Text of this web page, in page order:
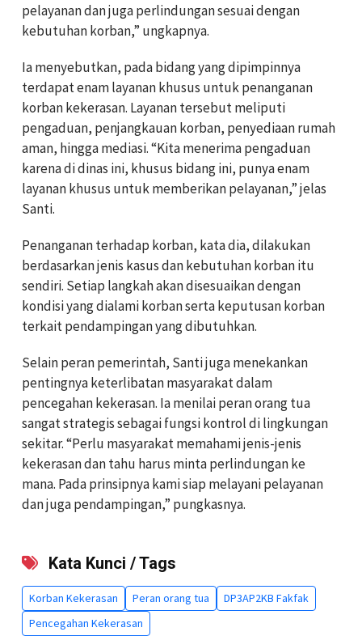
pelayanan dan juga perlindungan sesuai dengan
kebutuhan korban,” ungkapnya.
Ia menyebutkan, pada bidang yang dipimpinnya
terdapat enam layanan khusus untuk penanganan
korban kekerasan. Layanan tersebut meliputi
pengaduan, penjangkauan korban, penyediaan rumah
aman, hingga mediasi. “Kita menerima pengaduan
karena di dinas ini, khusus bidang ini, punya enam
layanan khusus untuk memberikan pelayanan,” jelas
Santi.
Penanganan terhadap korban, kata dia, dilakukan
berdasarkan jenis kasus dan kebutuhan korban itu
sendiri. Setiap langkah akan disesuaikan dengan
kondisi yang dialami korban serta keputusan korban
terkait pendampingan yang dibutuhkan.
Selain peran pemerintah, Santi juga menekankan
pentingnya keterlibatan masyarakat dalam
pencegahan kekerasan. Ia menilai peran orang tua
sangat strategis sebagai fungsi kontrol di lingkungan
sekitar. “Perlu masyarakat memahami jenis-jenis
kekerasan dan tahu harus minta perlindungan ke
mana. Pada prinsipnya kami siap melayani pelayanan
dan juga pendampingan,” pungkasnya.
Kata Kunci / Tags
Korban Kekerasan Peran orang tua
DP3AP2KB Fakfak
Pencegahan Kekerasan